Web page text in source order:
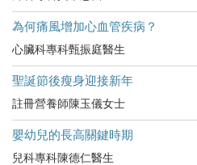
為何痛風增加心血管疾病？
心臟科專科甄振庭醫生
聖誕節後瘦身迎接新年
註冊營養師陳玉儀女士
嬰幼兒的長高關鍵時期
兒科專科陳德仁醫生